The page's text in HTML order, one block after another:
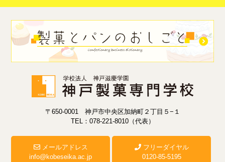
〒650-0001 神戸市中央区加納町２丁目５−１
TEL：078-221-8010（代表）
メールアドレス
info@kobeseika.ac.jp
フリーダイヤル
0120-85-5195